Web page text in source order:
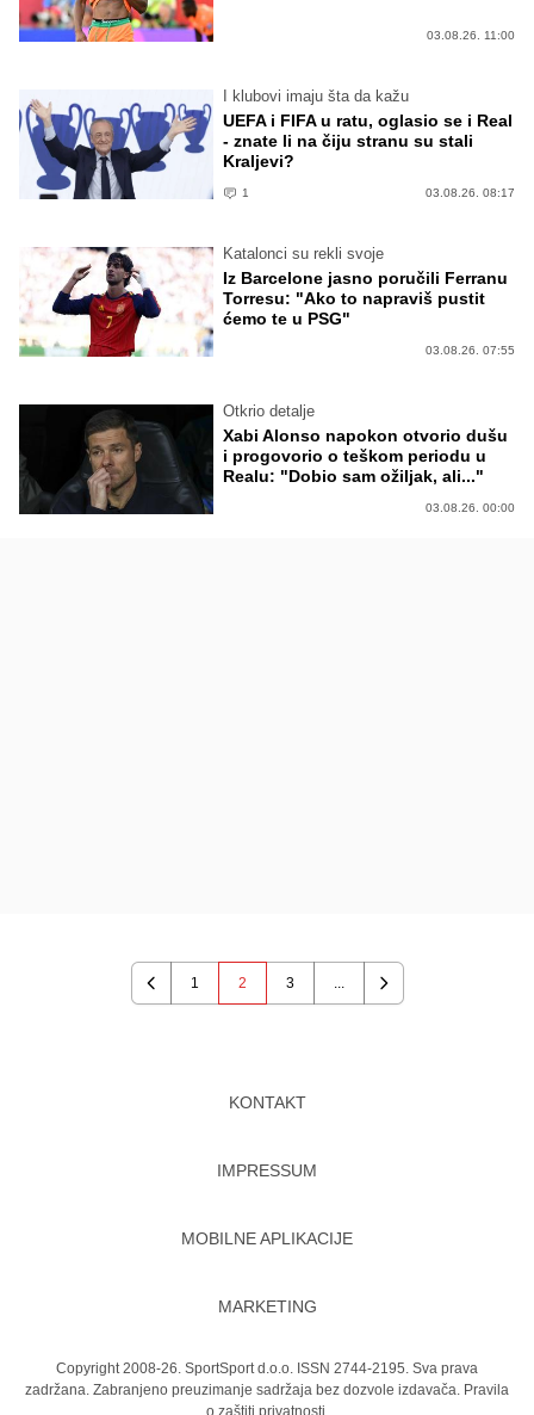
03.08.26. 11:00
I klubovi imaju šta da kažu
UEFA i FIFA u ratu, oglasio se i Real
- znate li na čiju stranu su stali
Kraljevi?
1 03.08.26. 08:17
Katalonci su rekli svoje
Iz Barcelone jasno poručili Ferranu
Torresu: "Ako to napraviš pustit
ćemo te u PSG"
03.08.26. 07:55
Otkrio detalje
Xabi Alonso napokon otvorio dušu
i progovorio o teškom periodu u
Realu: "Dobio sam ožiljak, ali..."
03.08.26. 00:00
Previous
1 2 3 ...
Next
KONTAKT
IMPRESSUM
MOBILNE APLIKACIJE
MARKETING
Copyright 2008-26. SportSport d.o.o. ISSN 2744-2195. Sva prava
zadržana. Zabranjeno preuzimanje sadržaja bez dozvole izdavača. Pravila
o zaštiti privatnosti.